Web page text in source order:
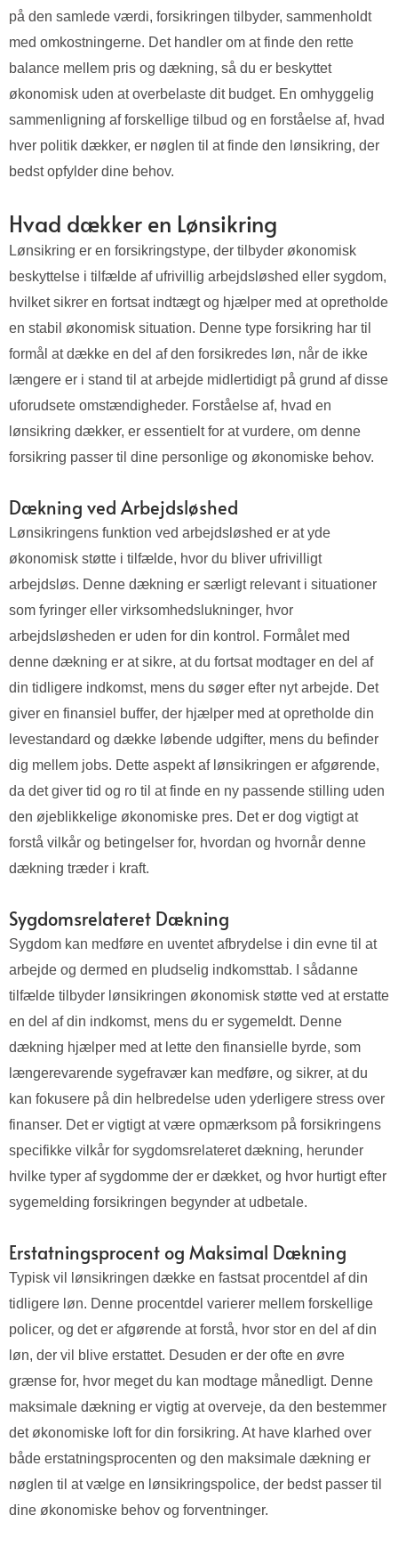
på den samlede værdi, forsikringen tilbyder, sammenholdt
med omkostningerne. Det handler om at finde den rette
balance mellem pris og dækning, så du er beskyttet
økonomisk uden at overbelaste dit budget. En omhyggelig
sammenligning af forskellige tilbud og en forståelse af, hvad
hver politik dækker, er nøglen til at finde den lønsikring, der
bedst opfylder dine behov.
Hvad dækker en Lønsikring
Lønsikring er en forsikringstype, der tilbyder økonomisk
beskyttelse i tilfælde af ufrivillig arbejdsløshed eller sygdom,
hvilket sikrer en fortsat indtægt og hjælper med at opretholde
en stabil økonomisk situation. Denne type forsikring har til
formål at dække en del af den forsikredes løn, når de ikke
længere er i stand til at arbejde midlertidigt på grund af disse
uforudsete omstændigheder. Forståelse af, hvad en
lønsikring dækker, er essentielt for at vurdere, om denne
forsikring passer til dine personlige og økonomiske behov.
Dækning ved Arbejdsløshed
Lønsikringens funktion ved arbejdsløshed er at yde
økonomisk støtte i tilfælde, hvor du bliver ufrivilligt
arbejdsløs. Denne dækning er særligt relevant i situationer
som fyringer eller virksomhedslukninger, hvor
arbejdsløsheden er uden for din kontrol. Formålet med
denne dækning er at sikre, at du fortsat modtager en del af
din tidligere indkomst, mens du søger efter nyt arbejde. Det
giver en finansiel buffer, der hjælper med at opretholde din
levestandard og dække løbende udgifter, mens du befinder
dig mellem jobs. Dette aspekt af lønsikringen er afgørende,
da det giver tid og ro til at finde en ny passende stilling uden
den øjeblikkelige økonomiske pres. Det er dog vigtigt at
forstå vilkår og betingelser for, hvordan og hvornår denne
dækning træder i kraft.
Sygdomsrelateret Dækning
Sygdom kan medføre en uventet afbrydelse i din evne til at
arbejde og dermed en pludselig indkomsttab. I sådanne
tilfælde tilbyder lønsikringen økonomisk støtte ved at erstatte
en del af din indkomst, mens du er sygemeldt. Denne
dækning hjælper med at lette den finansielle byrde, som
længerevarende sygefravær kan medføre, og sikrer, at du
kan fokusere på din helbredelse uden yderligere stress over
finanser. Det er vigtigt at være opmærksom på forsikringens
specifikke vilkår for sygdomsrelateret dækning, herunder
hvilke typer af sygdomme der er dækket, og hvor hurtigt efter
sygemelding forsikringen begynder at udbetale.
Erstatningsprocent og Maksimal Dækning
Typisk vil lønsikringen dække en fastsat procentdel af din
tidligere løn. Denne procentdel varierer mellem forskellige
policer, og det er afgørende at forstå, hvor stor en del af din
løn, der vil blive erstattet. Desuden er der ofte en øvre
grænse for, hvor meget du kan modtage månedligt. Denne
maksimale dækning er vigtig at overveje, da den bestemmer
det økonomiske loft for din forsikring. At have klarhed over
både erstatningsprocenten og den maksimale dækning er
nøglen til at vælge en lønsikringspolice, der bedst passer til
dine økonomiske behov og forventninger.